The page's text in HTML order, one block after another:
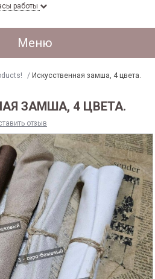
работы
Меню
/ Искусственная замша, 4 цвета.
ЗАМША, 4 ЦВЕТА.
отзыв